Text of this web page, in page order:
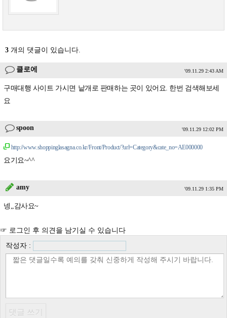
3 개의 댓글이 있습니다.
클로에 '09.11.29 2:43 AM
구매대행 사이트 가시면 낱개로 판매하는 곳이 있어요. 한번 검색해보세
요
spoon '09.11.29 12:02 PM
http://www.shoppinglasagna.co.kr/Front/Product/?url=Category&cate_no=AE000000
요기요~^^
amy '09.11.29 1:35 PM
넹,,감사요~
☞ 로그인 후 의견을 남기실 수 있습니다
작성자 :